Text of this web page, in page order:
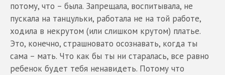
потому, что – была. Запрещала, воспитывала, не
пускала на танцульки, работала не на той работе,
ходила в некрутом (или слишком крутом) платье.
Это, конечно, страшновато осознавать, когда ты
сама – мать. Что как бы ты ни старалась, все равно
ребенок будет тебя ненавидеть. Потому что